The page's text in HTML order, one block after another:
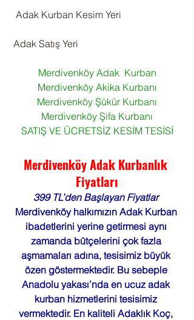
Adak Kurban Kesim Yeri
Adak Satış Yeri
Merdivenköy Adak  Kurban
Merdivenköy Akika Kurbanı
Merdivenköy Şükür Kurbanı
Merdivenköy Şifa Kurbanı
SATIŞ VE ÜCRETSİZ KESİM TESİSİ
Merdivenköy Adak Kurbanlık
Fiyatları
399 TL’den Başlayan Fiyatlar
Merdivenköy halkımızın Adak Kurban
ibadetlerini yerine getirmesi aynı
zamanda bütçelerini çok fazla
aşmamaları adına, tesisimiz büyük
özen göstermektedir. Bu sebeple
Anadolu yakası’nda en ucuz adak
kurban hizmetlerini tesisimiz
vermektedir. En kaliteli Adaklık Koç,